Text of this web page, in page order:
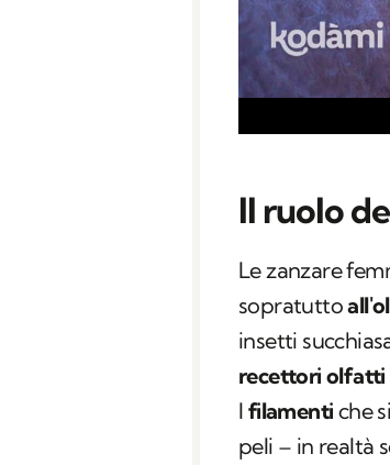
Il ruolo
Le zanzare
sopratutto
insetti
recettori olfatti
I filamenti che
peli – in realtà